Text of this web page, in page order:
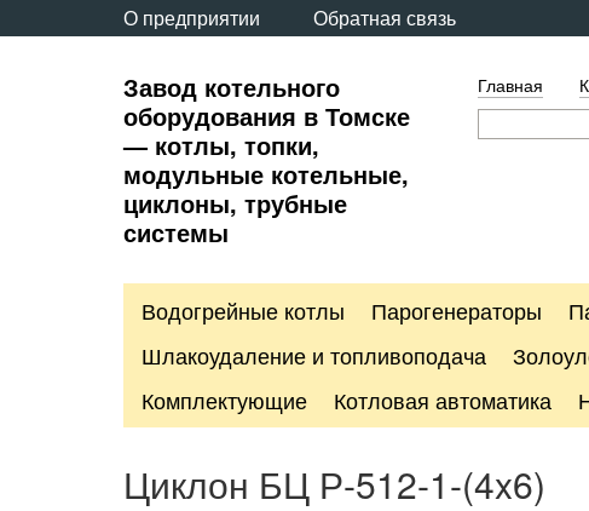
О предприятии Обратная связь
Завод котельного
оборудования в Томске
— котлы, топки,
модульные котельные,
циклоны, трубные
системы
Главная
Водогрейные котлы Парогенераторы
Шлакоудаление и топливоподача
Комплектующие
Котловая автоматика
Циклон БЦ Р-512-1-(4x6)